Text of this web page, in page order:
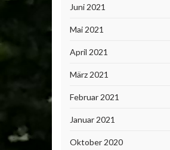
Juni 2021
Mai 2021
April 2021
März 2021
Februar 2021
Januar 2021
Oktober 2020